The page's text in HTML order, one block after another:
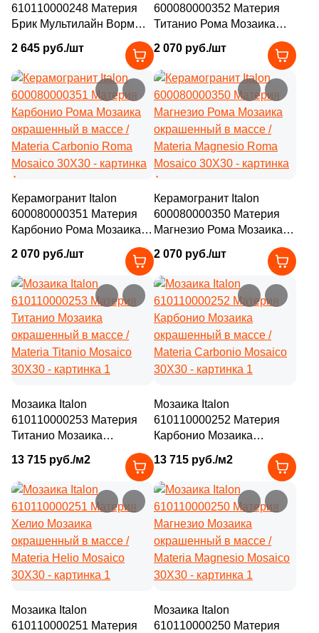
610110000248 Материя
Брик Мультилайн Ворм
Materia Brick Multiline
Warm 29.6X79.6
2 645 руб./шт
600080000352 Материя
Титанио Рома Мозаика
Materia Titanio Roma
Mosaico 30X30
2 070 руб./шт
Керамогранит Italon
600080000351 Материя
Карбонио Рома Мозаика
Materia Carbonio Roma
Mosaico 30X30
2 070 руб./шт
Керамогранит Italon
600080000350 Материя
Магнезио Рома Мозаика
Materia Magnesio Roma
Mosaico 30X30
2 070 руб./шт
Мозаика Italon
610110000253 Материя
Титанио Мозаика
Materia Titanio Mosaico
30X30
13 715 руб./м2
Мозаика Italon
610110000252 Материя
Карбонио Мозаика
Materia Carbonio Mosaico
30X30
13 715 руб./м2
Мозаика Italon
610110000251 Материя
Мозаика Italon
610110000250 Материя